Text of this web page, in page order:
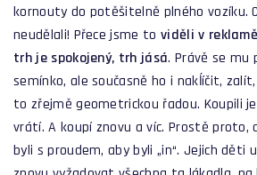
kornouty do potěšitelně plného vozíku.
neudělali! Přece jsme to viděli v
trh je spokojený, trh jásá. Právě se mu
semínko, ale současně ho i nakĺíčit,
to zřejmě geometrickou řadou. Koupili
vrátí. A koupí znovu a víc. Prostě proto,
byli s proudem, aby byli „in“. Jejich děti